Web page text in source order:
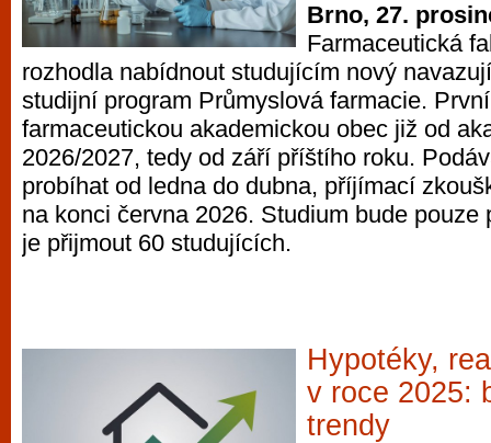
Brno, 27.
Farmaceutická
rozhodla nabídnout studujícím nový
studijní program Průmyslová farmacie.
farmaceutickou akademickou obec již od
2026/2027, tedy od září příštího roku.
probíhat od ledna do dubna, příjímací
na konci června 2026. Studium bude pouze
je přijmout 60 studujících.
Hypotéky,
v roce 2025:
trendy